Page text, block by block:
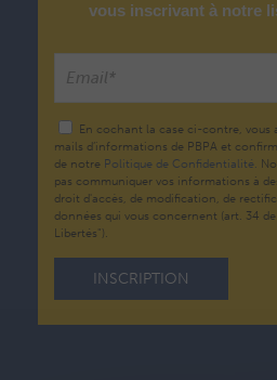
vous inscrivant à notre
En cochant la case ci-contre, vous
mails d’informations de PBPA et
de notre Politique de Confidentialité.
pas communiquer vos informations à
droit d'accès, de modification, de
données qui vous concernent (art. 34
Libertés").